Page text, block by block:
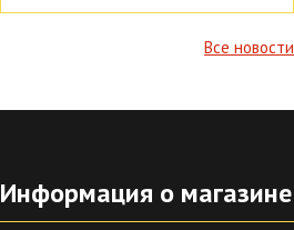
Все новости
Информация о магазине